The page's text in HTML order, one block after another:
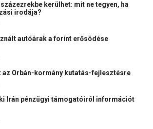
kerülhet: mit ne tegyen, ha
irodája?
autóárak a forint erősödése
az Orbán-kormány kutatás-fejlesztésre
Irán pénzügyi támogatóiról információt